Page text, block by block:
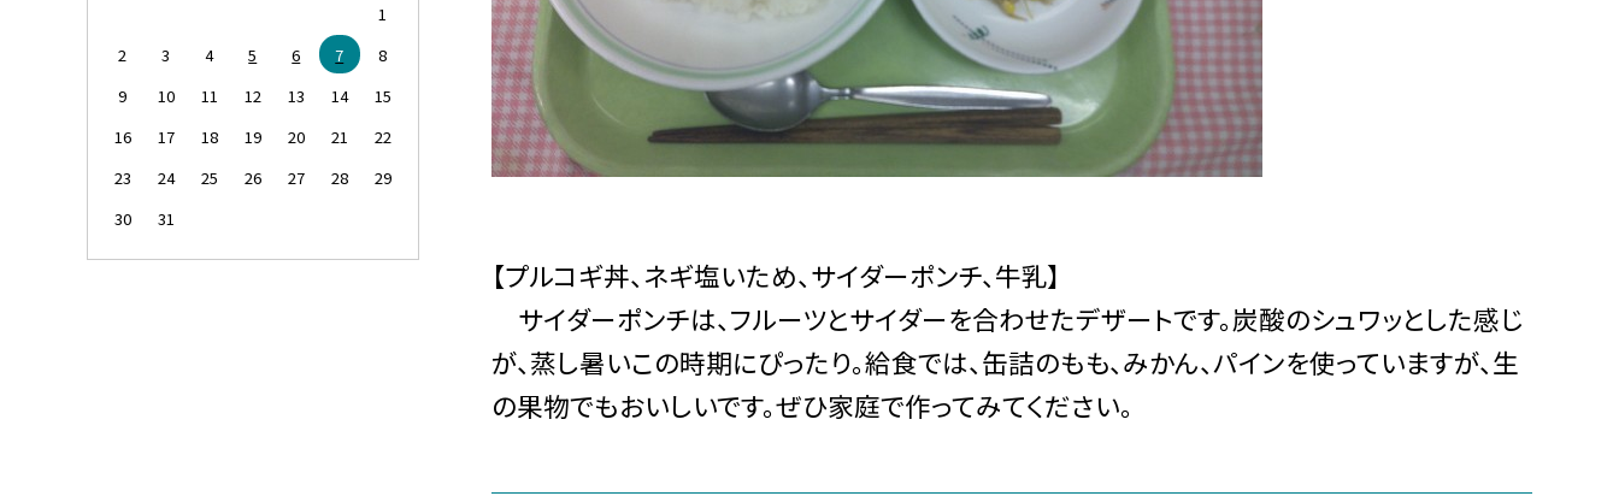
【プルコギ丼、ネギ塩いため、サイダーポンチ、牛乳】
サイダーポンチは、フルーツとサイダーを合わせたデザートです。炭酸のシュワッとした感じ
が、蒸し暑いこの時期にぴったり。給食では、缶詰のもも、みかん、パインを使っていますが、生
の果物でもおいしいです。ぜひ家庭で作ってみてください。
1
2
3 4 5 6 7
8
9
10 11 12 13 14
15
16
17 18 19 20 21
22
23
24 25 26 27 28
29
30
31